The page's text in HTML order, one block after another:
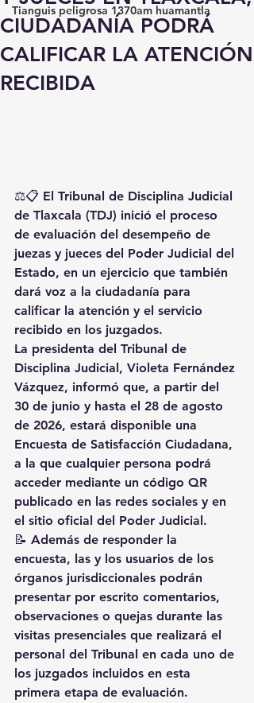
Tianguis peligrosa 1370am huamantla
CIUDADANÍA PODRÁ
CALIFICAR LA ATENCIÓN
RECIBIDA
⚖️📋 El Tribunal de Disciplina Judicial
de Tlaxcala (TDJ) inició el proceso
de evaluación del desempeño de
juezas y jueces del Poder Judicial del
Estado, en un ejercicio que también
dará voz a la ciudadanía para
calificar la atención y el servicio
recibido en los juzgados.
La presidenta del Tribunal de
Disciplina Judicial, Violeta Fernández
Vázquez, informó que, a partir del
30 de junio y hasta el 28 de agosto
de 2026, estará disponible una
Encuesta de Satisfacción Ciudadana,
a la que cualquier persona podrá
acceder mediante un código QR
publicado en las redes sociales y en
el sitio oficial del Poder Judicial.
📝 Además de responder la
encuesta, las y los usuarios de los
órganos jurisdiccionales podrán
presentar por escrito comentarios,
observaciones o quejas durante las
visitas presenciales que realizará el
personal del Tribunal en cada uno de
los juzgados incluidos en esta
primera etapa de evaluación.